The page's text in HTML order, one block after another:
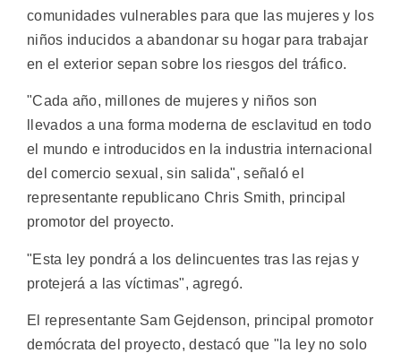
comunidades vulnerables para que las mujeres y los
niños inducidos a abandonar su hogar para trabajar
en el exterior sepan sobre los riesgos del tráfico.
"Cada año, millones de mujeres y niños son
llevados a una forma moderna de esclavitud en todo
el mundo e introducidos en la industria internacional
del comercio sexual, sin salida", señaló el
representante republicano Chris Smith, principal
promotor del proyecto.
"Esta ley pondrá a los delincuentes tras las rejas y
protejerá a las víctimas", agregó.
El representante Sam Gejdenson, principal promotor
demócrata del proyecto, destacó que "la ley no solo